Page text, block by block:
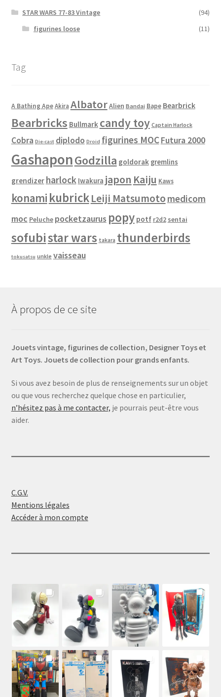
STAR WARS 77-83 Vintage
(94)
figurines loose
(11)
Tag
A Bathing Ape Akira AlbatorAlien Bandai Bape Bearbrick
Bearbricks Bullmark candy toy Captain Harlock
Cobra Die-cast diplodo Droid figurines MOCFutura 2000
GashaponGodzilla goldorak gremlins
grendizer harlock Iwakura japon Kaiju Kaws
konami kubrickLeiji Matsumoto medicom
moc Peluche pocketzaurus popy potf r2d2 sentai
sofubistar wars takara thunderbirds
tokusatsu unkle vaisseau
À propos de ce site
Jouets vintage, figurines de collection, Designer Toys et
Art Toys. Jouets de collection pour grands enfants.
Si vous avez besoin de plus de renseignements sur un objet
ou que vous recherchez quelque chose en particulier,
n’hésitez pas à me contacter, je pourrais peut-être vous
aider.
C.G.V.
Mentions légales
Accéder à mon compte